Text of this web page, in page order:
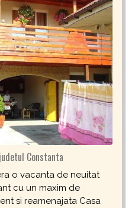
Constanta
o vacanta de neuitat
cu un maxim de
si reamenajata Casa